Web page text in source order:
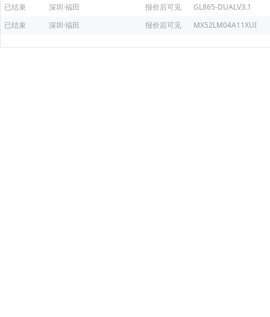
已结束
深圳·福田 报价后可见
GL865-DUALV3.1
已结束
深圳·福田 报价后可见 MX52LM04A11XUI